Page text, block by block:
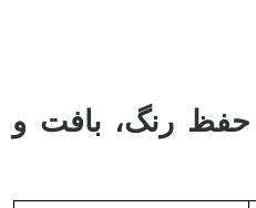
رنگ، بافت و